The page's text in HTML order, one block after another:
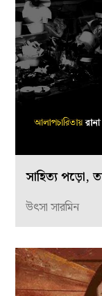
সাহিত্য পড়ো,
উৎসা সারমিন